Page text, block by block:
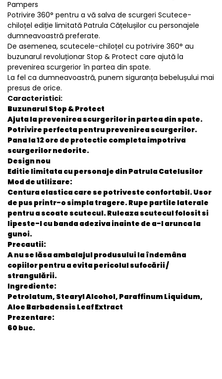
Pampers
Potrivire 360° pentru a vă salva de scurgeri Scutece-
chiloțel ediție limitată Patrula Cățelușilor cu personajele
dumneavoastră preferate.
De asemenea, scutecele-chiloțel cu potrivire 360° au
buzunarul revoluționar Stop & Protect care ajută la
prevenirea scurgerior în partea din spate.
La fel ca dumneavoastră, punem siguranța bebelușului mai
presus de orice.
Caracteristici:
Buzunarul Stop & Protect
Ajuta la prevenirea scurgerilor in partea din spate.
Potrivire perfecta pentru prevenirea scurgerilor.
Pana la 12 ore de protectie completa impotriva
scurgerilor nedorite.
Design nou
Editie limitata cu personaje din Patrula Catelusilor
Mod de utilizare:
Centura elastica care se potriveste confortabil.Usor
de pus printr-o simpla tragere.Rupe partile laterale
pentru a scoate scutecul.Ruleaza scutecul folosit si
lipeste-l cu banda adeziva inainte de a-l arunca la
gunoi.
Precautii:
A nu se lăsa ambalajul produsului la îndemâna
copiilor pentru a evita pericolul sufocării /
strangulării.
Ingrediente:
Petrolatum, Stearyl Alcohol, Paraffinum Liquidum,
Aloe Barbadensis Leaf Extract
Prezentare:
60 buc.